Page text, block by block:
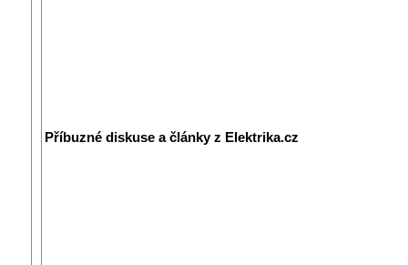
Příbuzné diskuse a články z Elektrika.cz